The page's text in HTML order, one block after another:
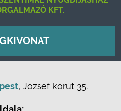
KFT.
, József körút 35.